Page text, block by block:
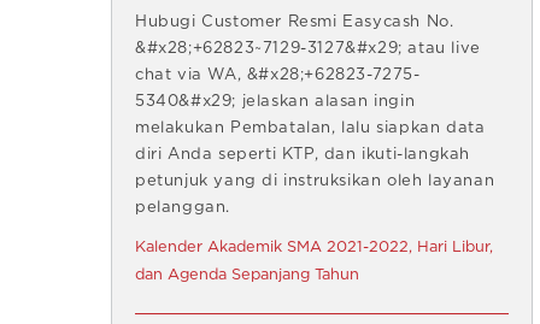
Hubugi Customer Resmi Easycash No.
&#x28;+62823~7129-3127&#x29; atau live
chat via WA, &#x28;+62823-7275-
5340&#x29; jelaskan alasan ingin
melakukan Pembatalan, lalu siapkan data
diri Anda seperti KTP, dan ikuti-langkah
petunjuk yang di instruksikan oleh layanan
pelanggan.
Kalender Akademik SMA 2021-2022, Hari Libur,
dan Agenda Sepanjang Tahun